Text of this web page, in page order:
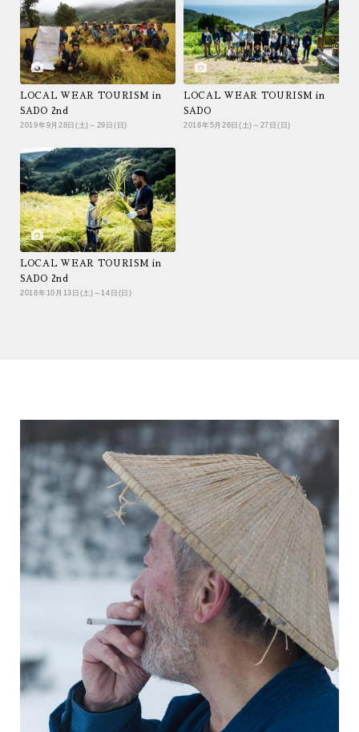
鳥越 敬仁
営業本部
加藤 寿弥
営業本部
工藤 豊
営業本部
いただきますようお願い致します。
event@snowpeak.co.jp
お名前間違いや内容食い違い防止の為、メールのみの受付とさせていただ
きます。
他の参加者の迷惑になる行為を禁止致します。
天候等条件によりスケジュールを変更する場合があります。予めご了承く
運転は同乗者も含め法律違反となります。絶対におやめください。
物販、販促行為、また他社製品のアピールや、目立つ行為を禁止致しま
頂く場合がございます。
イベント中会場内で、スタッフの指示に従っていただけない方、泥酔する
など、他のお客様に迷惑がかかる行為を行う方、その他は主催者判断によ
り逸脱行為があった際には、退場頂く場合や以降のイベント参加をお断り
する場合がございます。
お子様をお連れのお客様は、お子様の会場内での安全管理にご配慮頂きま
すようお願い致します。
ローカルツーリズムによく寄せられるご質問
LOCAL WEAR TOURISM in
SADO 2nd
2019年9月28日(土)～29日(日)
LOCAL WEAR TOURISM in
SADO
2018年5月26日(土)～27日(日)
LOCAL WEAR TOURISM in
SADO 2nd
2018年10月13日(土)～14日(日)